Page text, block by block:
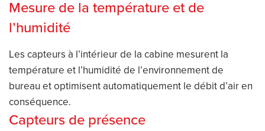
Mesure de la température et de
l’humidité
Les capteurs à l’intérieur de la cabine mesurent la
température et l’humidité de l’environnement de
bureau et optimisent automatiquement le débit d’air en
conséquence.
Capteurs de présence